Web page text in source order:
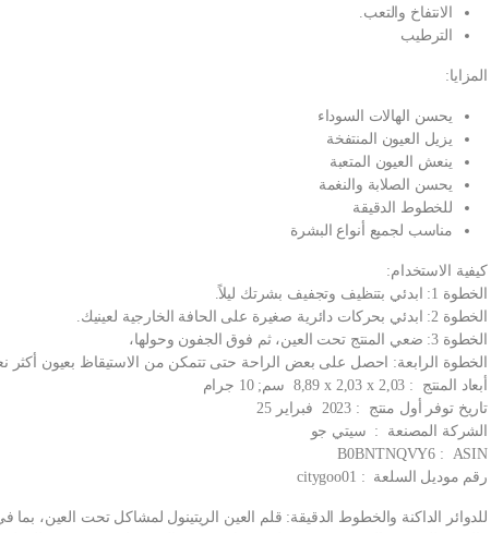
الانتفاخ والتعب.
الترطيب
المزايا:
يحسن الهالات السوداء
يزيل العيون المنتفخة
ينعش العيون المتعبة
يحسن الصلابة والنغمة
للخطوط الدقيقة
مناسب لجميع أنواع البشرة
كيفية الاستخدام:
الخطوة 1: ابدئي بتنظيف وتجفيف بشرتك ليلاً.
الخطوة 2: ابدئي بحركات دائرية صغيرة على الحافة الخارجية لعينيك.
الخطوة 3: ضعي المنتج تحت العين، ثم فوق الجفون وحولها،
الخطوة الرابعة: احصل على بعض الراحة حتى تتمكن من الاستيقاظ بعيون أكثر
أبعاد المنتج ‏ : ‎ 8,89 x 2,03 x 2,03 سم; 10 جرام
تاريخ توفر أول منتج ‏ : ‎ 2023 فبراير 25
الشركة المصنعة ‏ : ‎ سيتي جو
ASIN ‏ : ‎ B0BNTNQVY6
رقم موديل السلعة ‏ : ‎ citygoo01
للدوائر الداكنة والخطوط الدقيقة: قلم العين الريتينول لمشاكل تحت العين، بما